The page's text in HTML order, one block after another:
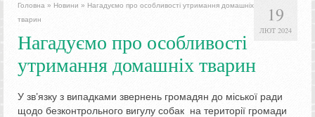
19
ЛЮТ 2024
Головна » Новини » Нагадуємо про особливості утримання домашніх
тварин
Нагадуємо про особливості
утримання домашніх тварин
У зв’язку з випадками звернень громадян до міської ради
щодо безконтрольного вигулу собак на території громади